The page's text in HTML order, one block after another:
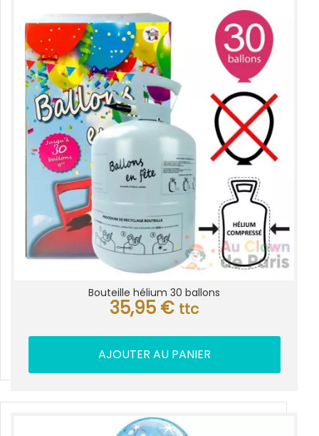
Bouteille hélium 30 ballons
35,95 € ttc
AJOUTER AU PANIER